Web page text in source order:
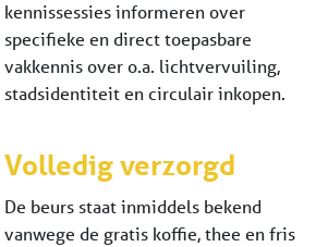
kennissessies informeren over
specifieke en direct toepasbare
vakkennis over o.a. lichtvervuiling,
stadsidentiteit en circulair inkopen.
Volledig verzorgd
De beurs staat inmiddels bekend
vanwege de gratis koffie, thee en fris